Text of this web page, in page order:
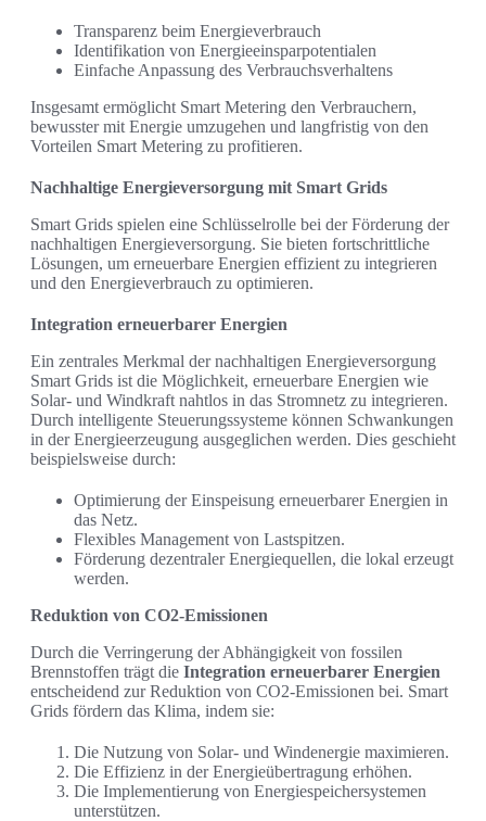
Transparenz beim Energieverbrauch
Identifikation von Energieeinsparpotentialen
Einfache Anpassung des Verbrauchsverhaltens
Insgesamt ermöglicht Smart Metering den Verbrauchern,
bewusster mit Energie umzugehen und langfristig von den
Vorteilen Smart Metering zu profitieren.
Nachhaltige Energieversorgung mit Smart Grids
Smart Grids spielen eine Schlüsselrolle bei der Förderung der
nachhaltigen Energieversorgung. Sie bieten fortschrittliche
Lösungen, um erneuerbare Energien effizient zu integrieren
und den Energieverbrauch zu optimieren.
Integration erneuerbarer Energien
Ein zentrales Merkmal der nachhaltigen Energieversorgung
Smart Grids ist die Möglichkeit, erneuerbare Energien wie
Solar- und Windkraft nahtlos in das Stromnetz zu integrieren.
Durch intelligente Steuerungssysteme können Schwankungen
in der Energieerzeugung ausgeglichen werden. Dies geschieht
beispielsweise durch:
Optimierung der Einspeisung erneuerbarer Energien in
das Netz.
Flexibles Management von Lastspitzen.
Förderung dezentraler Energiequellen, die lokal erzeugt
werden.
Reduktion von CO2-Emissionen
Durch die Verringerung der Abhängigkeit von fossilen
Brennstoffen trägt die Integration erneuerbarer Energien
entscheidend zur Reduktion von CO2-Emissionen bei. Smart
Grids fördern das Klima, indem sie:
Die Nutzung von Solar- und Windenergie maximieren.
Die Effizienz in der Energieübertragung erhöhen.
Die Implementierung von Energiespeichersystemen
unterstützen.